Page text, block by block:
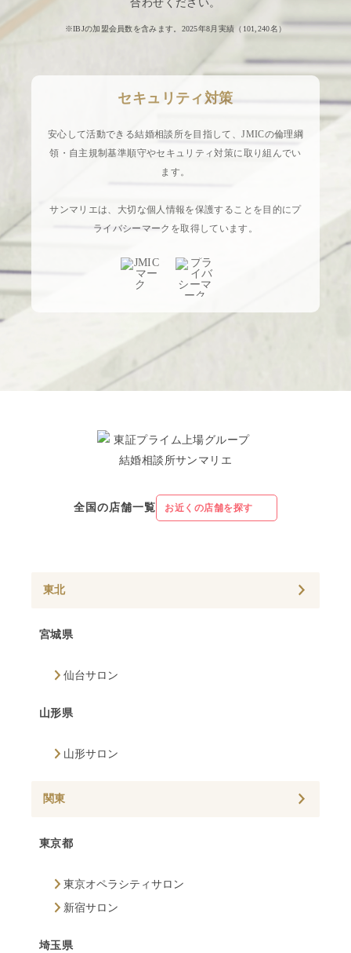
合わせください。
※IBJの加盟会員数を含みます。2025年8月実績（ 101,240名）
セキュリティ対策
安心して活動できる結婚相談所を目指して、JMICの倫理綱
領・自主規制基準順守やセキュリティ対策に取り組んでい
ます。
サンマリエは、大切な個人情報を保護することを目的にプ
ライバシーマークを取得しています。
全国の店舗一覧 お近くの店舗を探す
東北
宮城県
仙台サロン
山形県
山形サロン
関東
東京都
東京オペラシティサロン
新宿サロン
埼玉県